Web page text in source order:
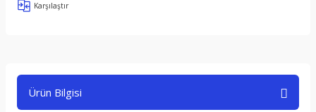
Karşılaştır
Ürün Bilgisi